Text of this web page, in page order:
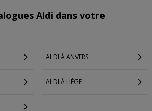
Aldi dans votre
ALDI À ANVERS
ALDI À LIÈGE